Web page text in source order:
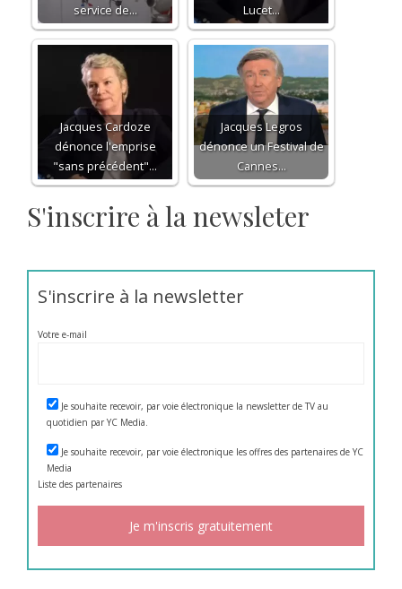
service de…
Lucet…
Jacques Cardoze
dénonce l'emprise
"sans précédent"…
Jacques Legros
dénonce un Festival de
Cannes…
S'inscrire à la newsleter
S'inscrire à la newsletter
Votre e-mail
Je souhaite recevoir, par voie électronique la newsletter de TV au
quotidien par YC Media.
Je souhaite recevoir, par voie électronique les offres des partenaires de YC
Media
Liste des partenaires